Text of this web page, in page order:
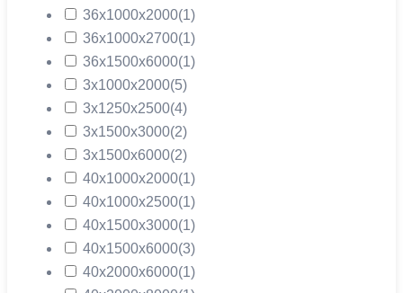
36х1000х2000(1)
36х1000х2700(1)
36х1500х6000(1)
3х1000х2000(5)
3х1250х2500(4)
3х1500х3000(2)
3х1500х6000(2)
40х1000х2000(1)
40х1000х2500(1)
40х1500х3000(1)
40х1500х6000(3)
40х2000х6000(1)